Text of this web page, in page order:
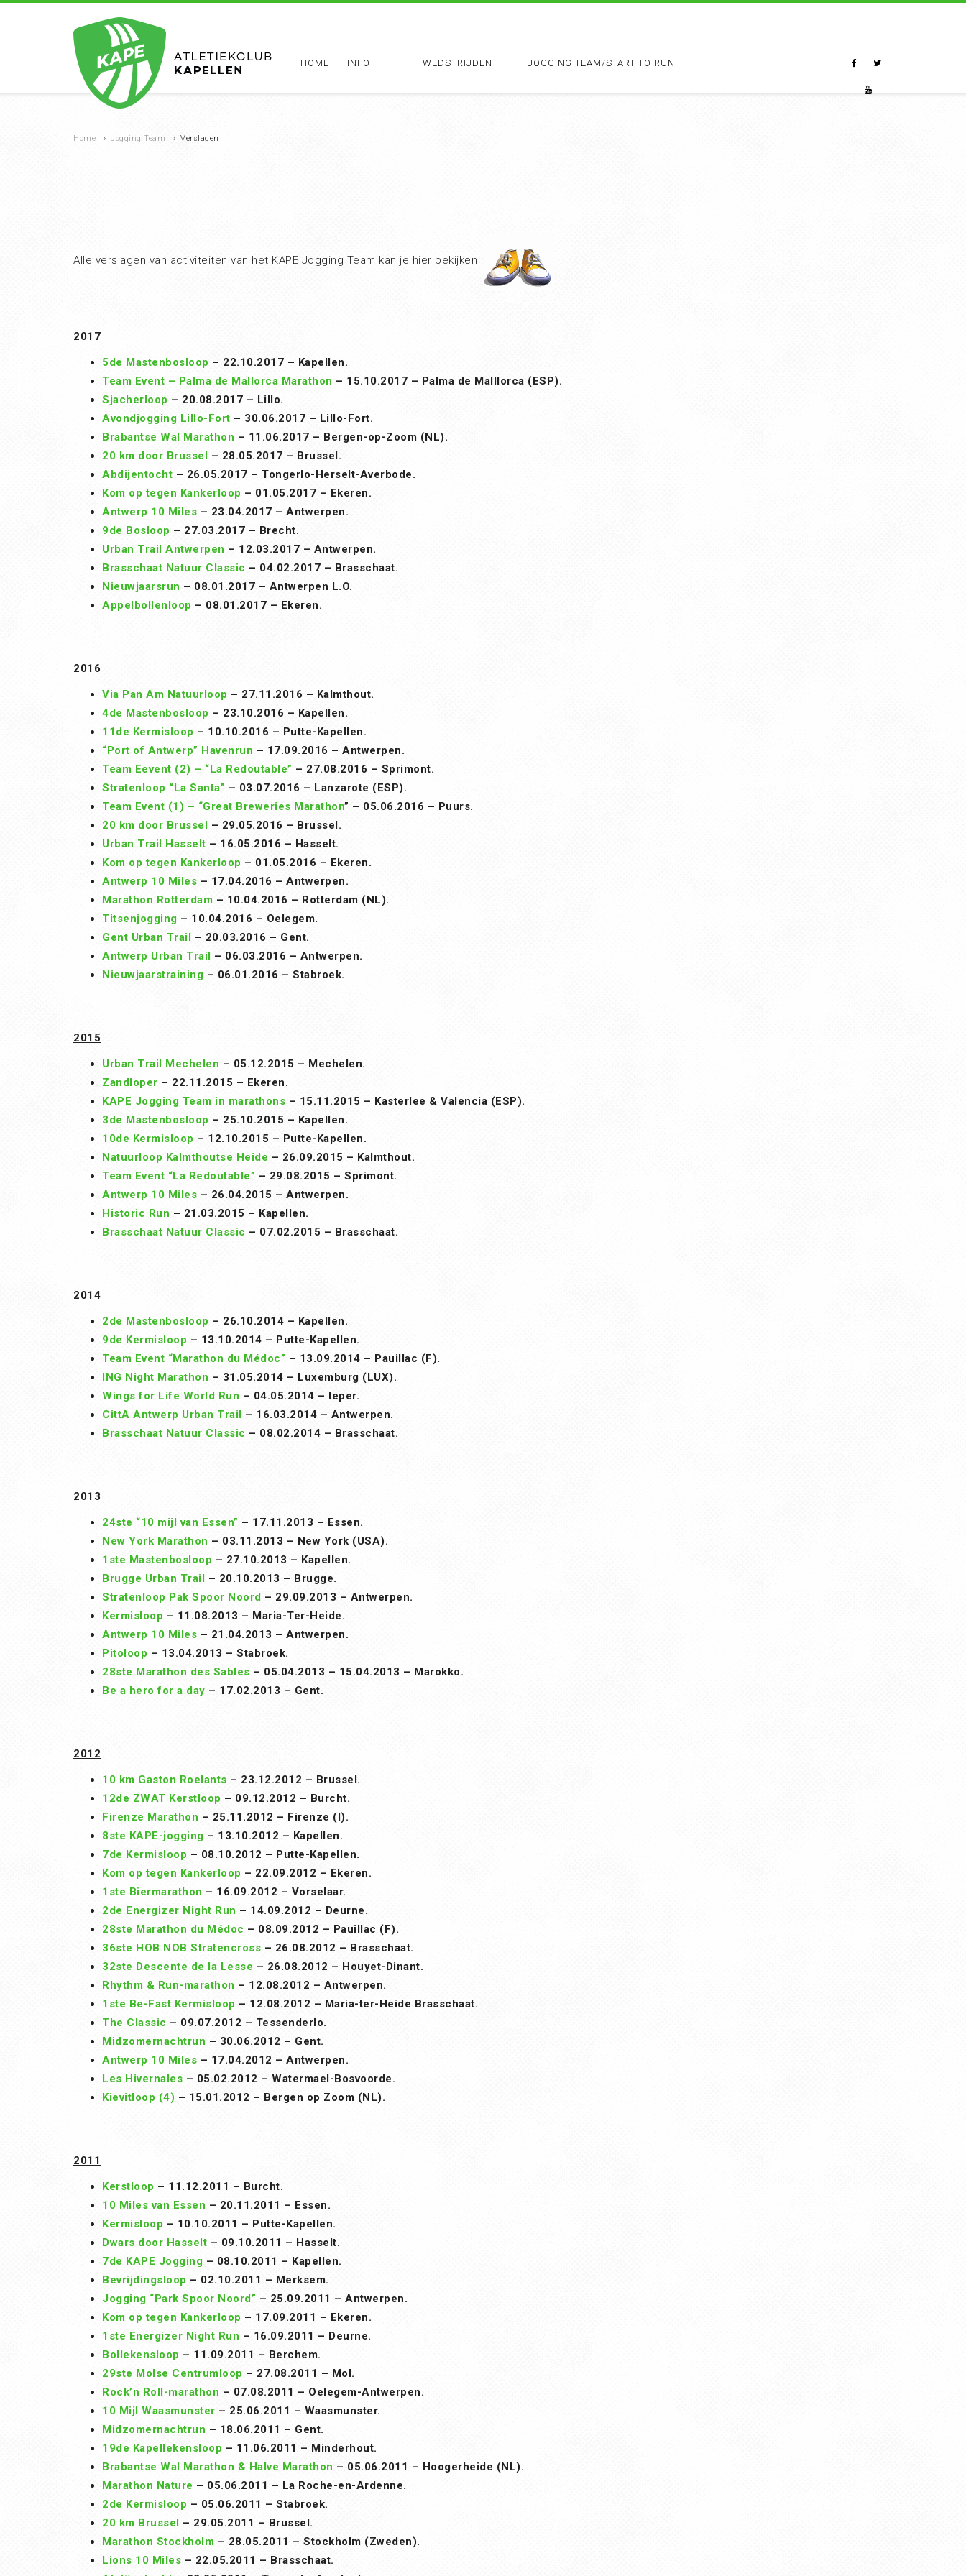
HOME INFO WEDSTRIJDEN JOGGING TEAM/START TO RUN
Home › Jogging Team › Verslagen
Alle verslagen van activiteiten van het KAPE Jogging Team kan je hier bekijken :
2017
5de Mastenbosloop – 22.10.2017 – Kapellen.
Team Event – Palma de Mallorca Marathon – 15.10.2017 – Palma de Malllorca (ESP).
Sjacherloop – 20.08.2017 – Lillo.
Avondjogging Lillo-Fort – 30.06.2017 – Lillo-Fort.
Brabantse Wal Marathon – 11.06.2017 – Bergen-op-Zoom (NL).
20 km door Brussel – 28.05.2017 – Brussel.
Abdijentocht – 26.05.2017 – Tongerlo-Herselt-Averbode.
Kom op tegen Kankerloop – 01.05.2017 – Ekeren.
Antwerp 10 Miles – 23.04.2017 – Antwerpen.
9de Bosloop – 27.03.2017 – Brecht.
Urban Trail Antwerpen – 12.03.2017 – Antwerpen.
Brasschaat Natuur Classic – 04.02.2017 – Brasschaat.
Nieuwjaarsrun – 08.01.2017 – Antwerpen L.O.
Appelbollenloop – 08.01.2017 – Ekeren.
2016
Via Pan Am Natuurloop – 27.11.2016 – Kalmthout.
4de Mastenbosloop – 23.10.2016 – Kapellen.
11de Kermisloop – 10.10.2016 – Putte-Kapellen.
“Port of Antwerp” Havenrun – 17.09.2016 – Antwerpen.
Team Eevent (2) – “La Redoutable” – 27.08.2016 – Sprimont.
Stratenloop “La Santa” – 03.07.2016 – Lanzarote (ESP).
Team Event (1) – “Great Breweries Marathon” – 05.06.2016 – Puurs.
20 km door Brussel – 29.05.2016 – Brussel.
Urban Trail Hasselt – 16.05.2016 – Hasselt.
Kom op tegen Kankerloop – 01.05.2016 – Ekeren.
Antwerp 10 Miles – 17.04.2016 – Antwerpen.
Marathon Rotterdam – 10.04.2016 – Rotterdam (NL).
Titsenjogging – 10.04.2016 – Oelegem.
Gent Urban Trail – 20.03.2016 – Gent.
Antwerp Urban Trail – 06.03.2016 – Antwerpen.
Nieuwjaarstraining – 06.01.2016 – Stabroek.
2015
Urban Trail Mechelen – 05.12.2015 – Mechelen.
Zandloper – 22.11.2015 – Ekeren.
KAPE Jogging Team in marathons – 15.11.2015 – Kasterlee & Valencia (ESP).
3de Mastenbosloop – 25.10.2015 – Kapellen.
10de Kermisloop – 12.10.2015 – Putte-Kapellen.
Natuurloop Kalmthoutse Heide – 26.09.2015 – Kalmthout.
Team Event “La Redoutable” – 29.08.2015 – Sprimont.
Antwerp 10 Miles – 26.04.2015 – Antwerpen.
Historic Run – 21.03.2015 – Kapellen.
Brasschaat Natuur Classic – 07.02.2015 – Brasschaat.
2014
2de Mastenbosloop – 26.10.2014 – Kapellen.
9de Kermisloop – 13.10.2014 – Putte-Kapellen.
Team Event “Marathon du Médoc” – 13.09.2014 – Pauillac (F).
ING Night Marathon – 31.05.2014 – Luxemburg (LUX).
Wings for Life World Run – 04.05.2014 – Ieper.
CittA Antwerp Urban Trail – 16.03.2014 – Antwerpen.
Brasschaat Natuur Classic – 08.02.2014 – Brasschaat.
2013
24ste “10 mijl van Essen” – 17.11.2013 – Essen.
New York Marathon – 03.11.2013 – New York (USA).
1ste Mastenbosloop – 27.10.2013 – Kapellen.
Brugge Urban Trail – 20.10.2013 – Brugge.
Stratenloop Pak Spoor Noord – 29.09.2013 – Antwerpen.
Kermisloop – 11.08.2013 – Maria-Ter-Heide.
Antwerp 10 Miles – 21.04.2013 – Antwerpen.
Pitoloop – 13.04.2013 – Stabroek.
28ste Marathon des Sables – 05.04.2013 – 15.04.2013 – Marokko.
Be a hero for a day – 17.02.2013 – Gent.
2012
10 km Gaston Roelants – 23.12.2012 – Brussel.
12de ZWAT Kerstloop – 09.12.2012 – Burcht.
Firenze Marathon – 25.11.2012 – Firenze (I).
8ste KAPE-jogging – 13.10.2012 – Kapellen.
7de Kermisloop – 08.10.2012 – Putte-Kapellen.
Kom op tegen Kankerloop – 22.09.2012 – Ekeren.
1ste Biermarathon – 16.09.2012 – Vorselaar.
2de Energizer Night Run – 14.09.2012 – Deurne.
28ste Marathon du Médoc – 08.09.2012 – Pauillac (F).
36ste HOB NOB Stratencross – 26.08.2012 – Brasschaat.
32ste Descente de la Lesse – 26.08.2012 – Houyet-Dinant.
Rhythm & Run-marathon – 12.08.2012 – Antwerpen.
1ste Be-Fast Kermisloop – 12.08.2012 – Maria-ter-Heide Brasschaat.
The Classic – 09.07.2012 – Tessenderlo.
Midzomernachtrun – 30.06.2012 – Gent.
Antwerp 10 Miles – 17.04.2012 – Antwerpen.
Les Hivernales – 05.02.2012 – Watermael-Bosvoorde.
Kievitloop (4) – 15.01.2012 – Bergen op Zoom (NL).
2011
Kerstloop – 11.12.2011 – Burcht.
10 Miles van Essen – 20.11.2011 – Essen.
Kermisloop – 10.10.2011 – Putte-Kapellen.
Dwars door Hasselt – 09.10.2011 – Hasselt.
7de KAPE Jogging – 08.10.2011 – Kapellen.
Bevrijdingsloop – 02.10.2011 – Merksem.
Jogging “Park Spoor Noord” – 25.09.2011 – Antwerpen.
Kom op tegen Kankerloop – 17.09.2011 – Ekeren.
1ste Energizer Night Run – 16.09.2011 – Deurne.
Bollekensloop – 11.09.2011 – Berchem.
29ste Molse Centrumloop – 27.08.2011 – Mol.
Rock’n Roll-marathon – 07.08.2011 – Oelegem-Antwerpen.
10 Mijl Waasmunster – 25.06.2011 – Waasmunster.
Midzomernachtrun – 18.06.2011 – Gent.
19de Kapellekensloop – 11.06.2011 – Minderhout.
Brabantse Wal Marathon & Halve Marathon – 05.06.2011 – Hoogerheide (NL).
Marathon Nature – 05.06.2011 – La Roche-en-Ardenne.
2de Kermisloop – 05.06.2011 – Stabroek.
20 km Brussel – 29.05.2011 – Brussel.
Marathon Stockholm – 28.05.2011 – Stockholm (Zweden).
Lions 10 Miles – 22.05.2011 – Brasschaat.